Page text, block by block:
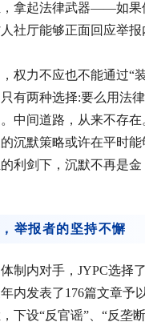
，拿起法律武器——如果
社厅能够正面回应举
权力不应也不能通过“
有两种选择:要么用法
中间道路，从来不存在
沉默策略或许在平时能
利剑下，沉默不再是
举报者的坚持不懈
制内对手，JYPC选择
内发表了176篇文章予
下设“反官谣”、“反垄